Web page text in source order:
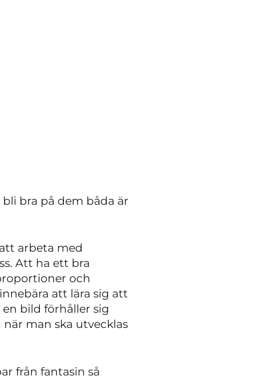
bra på dem båda är
arbeta med
Att ha ett bra
och
att lära sig att
bild förhåller sig
man ska utvecklas
från fantasin så